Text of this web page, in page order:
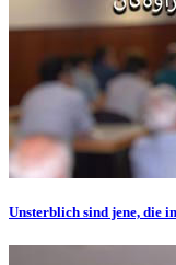
Unsterblich sind jene, die